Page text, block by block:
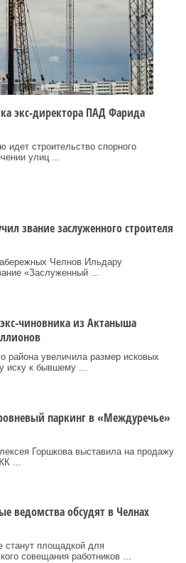
экс-директора ПАД Фарида
строительство спорного
улиц ...
звание заслуженного строителя
Челнов Ильдару
«Заслуженный ...
чиновника из Актаныша
района увеличила размер исковых
иску к бывшему ...
паркинг в «Междуречье»
Горшкова выставила на продажу
...
ведомства обсудят в Челнах
станут площадкой для
совещания работников ...